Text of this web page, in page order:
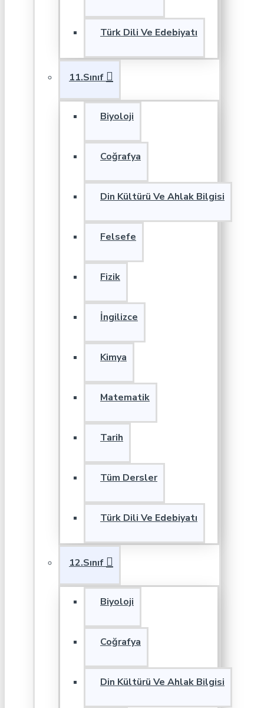
Türk Dili Ve Edebiyatı
11.Sınıf
Biyoloji
Coğrafya
Din Kültürü Ve Ahlak Bilgisi
Felsefe
Fizik
İngilizce
Kimya
Matematik
Tarih
Tüm Dersler
Türk Dili Ve Edebiyatı
12.Sınıf
Biyoloji
Coğrafya
Din Kültürü Ve Ahlak Bilgisi